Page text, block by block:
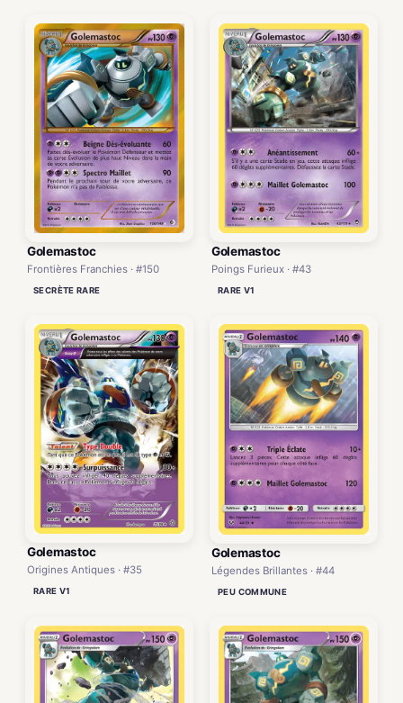
Golemastoc
Frontières Franchies · #150
SECRÈTE RARE
Golemastoc
Poings Furieux · #43
RARE V1
Golemastoc
Origines Antiques · #35
RARE V1
Golemastoc
Légendes Brillantes · #44
PEU COMMUNE